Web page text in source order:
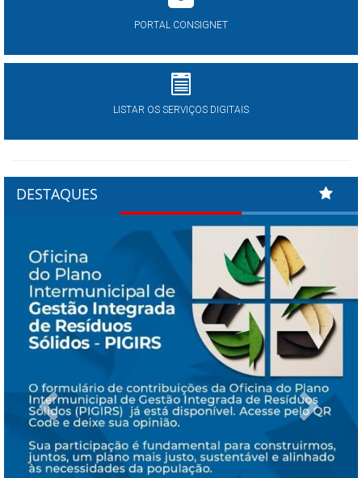
PORTAL CONSIGNET
LISTAR OS SERVIÇOS DIGITAIS
DESTAQUES
Previous Next